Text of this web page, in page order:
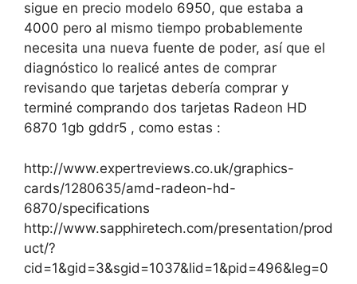
sigue en precio modelo 6950, que estaba a
4000 pero al mismo tiempo probablemente
necesita una nueva fuente de poder, así que el
diagnóstico lo realicé antes de comprar
revisando que tarjetas debería comprar y
terminé comprando dos tarjetas Radeon HD
6870 1gb gddr5 , como estas :
http://www.expertreviews.co.uk/graphics-
cards/1280635/amd-radeon-hd-
6870/specifications
http://www.sapphiretech.com/presentation/prod
uct/?
cid=1&gid=3&sgid=1037&lid=1&pid=496&leg=0